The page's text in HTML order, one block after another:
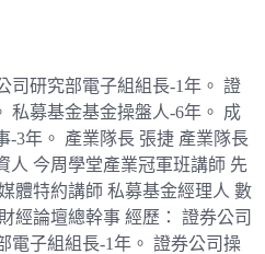
司研究部電子組組長-1年。 證
私募基金基金操盤人-6年。 成
-3年。 產業隊長 張捷 產業隊長
人 今周學堂產業冠軍班講師 先
體特約講師 私募基金經理人 數
經論壇總幹事 經歷： 證券公司
電子組組長-1年。 證券公司操